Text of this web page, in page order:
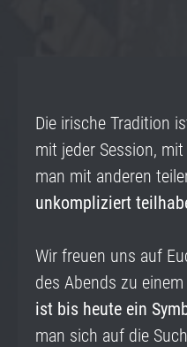
Die irische Tradition
mit jeder Session,
man mit anderen
unkompliziert
Wir freuen uns auf
des Abends zu
ist bis heute ein
man sich auf die